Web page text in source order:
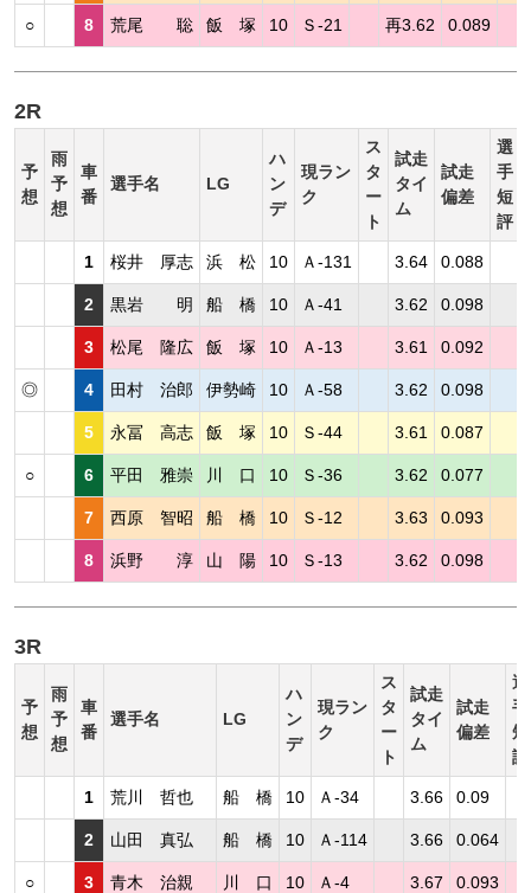
○ 8 荒尾 聡 飯 塚 10 Ｓ-21 再3.62 0.089
2R
予
想
雨
予
想
車
番
選手名 LG
ハ
ン
デ
現ラン
ク
ス
タ
ー
ト
試走
タイ
ム
試走
偏差
選
手
短
評
1 桜井 厚志 浜 松 10 Ａ-131 3.64 0.088
2 黒岩 明 船 橋 10 Ａ-41 3.62 0.098
3 松尾 隆広 飯 塚 10 Ａ-13 3.61 0.092
◎ 4 田村 治郎 伊勢崎 10 Ａ-58 3.62 0.098
5 永冨 高志 飯 塚 10 Ｓ-44 3.61 0.087
○ 6 平田 雅崇 川 口 10 Ｓ-36 3.62 0.077
7 西原 智昭 船 橋 10 Ｓ-12 3.63 0.093
8 浜野 淳 山 陽 10 Ｓ-13 3.62 0.098
3R
予
想
雨
予
想
車
番
選手名 LG
ハ
ン
デ
現ラン
ク
ス
タ
ー
ト
試走
タイ
ム
試走
偏差
選
手
短
評
1 荒川 哲也 船 橋 10 Ａ-34 3.66 0.09
2 山田 真弘 船 橋 10 Ａ-114 3.66 0.064
○ 3 青木 治親 川 口 10 Ａ-4 3.67 0.093